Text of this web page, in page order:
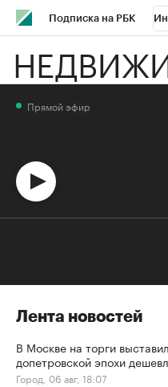
Подписка на РБК
Школа управления РБК
Прямой эфир
Лента новостей
В Москве на торги
допетровской эпохи
Город, 06 авг, 18:07